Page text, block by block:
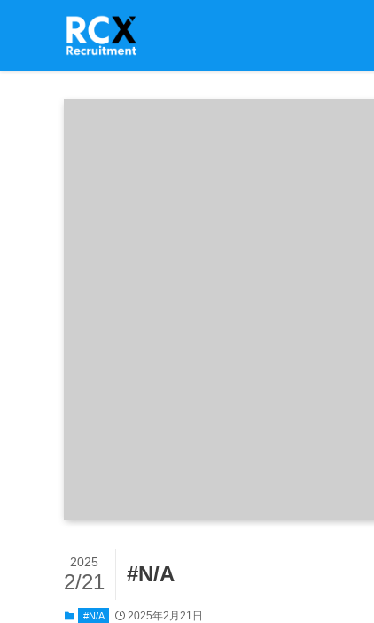
#N/A
2025
2/21
#N/A 2025年2月21日